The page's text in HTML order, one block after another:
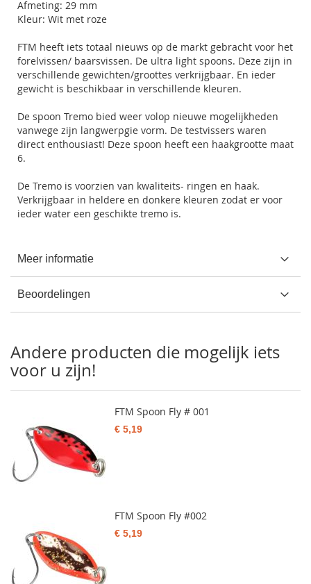
Afmeting: 29 mm
Kleur: Wit met roze
FTM heeft iets totaal nieuws op de markt gebracht voor het
forelvissen/ baarsvissen. De ultra light spoons. Deze zijn in
verschillende gewichten/groottes verkrijgbaar. En ieder
gewicht is beschikbaar in verschillende kleuren.
De spoon Tremo bied weer volop nieuwe mogelijkheden
vanwege zijn langwerpgie vorm. De testvissers waren
direct enthousiast! Deze spoon heeft een haakgrootte maat
6.
De Tremo is voorzien van kwaliteits- ringen en haak.
Verkrijgbaar in heldere en donkere kleuren zodat er voor
ieder water een geschikte tremo is.
Meer informatie
Beoordelingen
Andere producten die mogelijk iets
voor u zijn!
FTM Spoon Fly # 001
€ 5,19
FTM Spoon Fly #002
€ 5,19